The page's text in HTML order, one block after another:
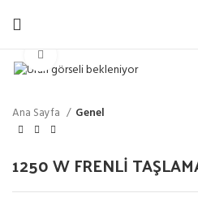
Ana Sayfa Genel
1250 W FRENLİ